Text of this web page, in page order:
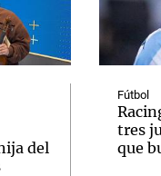
del
Fútbol
tres
que